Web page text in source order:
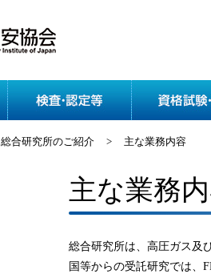
協会案内
総合研究所のご紹介 > 主な業務内容
主な業務
総合研究所は、高圧ガス及
国等からの受託研究では、